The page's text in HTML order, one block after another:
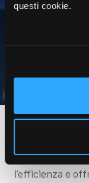
questi cookie.
Tiara, il nostro
per la
Rappresenta
l’efficienza e